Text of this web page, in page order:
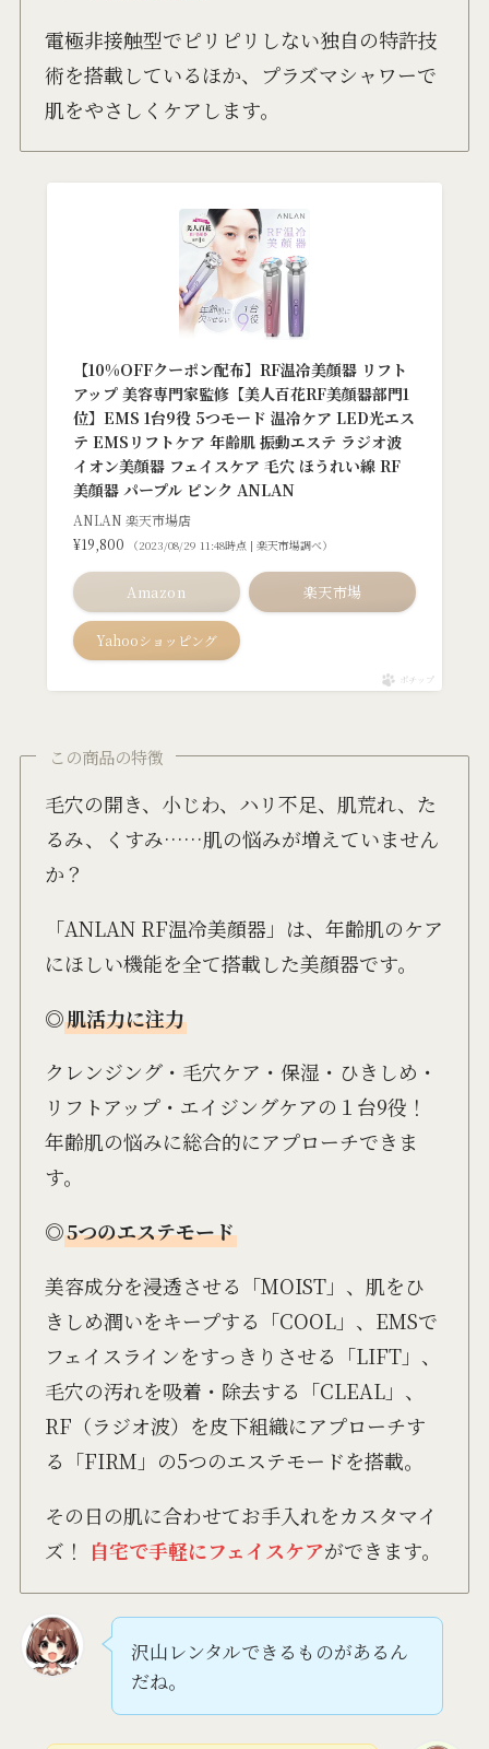
電極非接触型でピリピリしない独自の特許技
術を搭載しているほか、プラズマシャワーで
肌をやさしくケアします。
【10%OFFクーポン配布】RF温冷美顔器 リフト
アップ 美容専門家監修【美人百花RF美顔器部門1
位】EMS 1台9役 5つモード 温冷ケア LED光エス
テ EMSリフトケア 年齢肌 振動エステ ラジオ波
イオン美顔器 フェイスケア 毛穴 ほうれい線 RF
美顔器 パープル ピンク ANLAN
ANLAN 楽天市場店
¥19,800
（2023/08/29 11:48時点 | 楽天市場調べ）
Amazon 楽天市場
Yahooショッピング
ポチップ
この商品の特徴
毛穴の開き、小じわ、ハリ不足、肌荒れ、た
るみ、くすみ……肌の悩みが増えていません
か？
「ANLAN RF温冷美顔器」は、年齢肌のケア
にほしい機能を全て搭載した美顔器です。
◎肌活力に注力
クレンジング・毛穴ケア・保湿・ひきしめ・
リフトアップ・エイジングケアの１台9役！
年齢肌の悩みに総合的にアプローチできま
す。
◎5つのエステモード
美容成分を浸透させる「MOIST」、肌をひ
きしめ潤いをキープする「COOL」、EMSで
フェイスラインをすっきりさせる「LIFT」、
毛穴の汚れを吸着・除去する「CLEAL」、
RF（ラジオ波）を皮下組織にアプローチす
る「FIRM」の5つのエステモードを搭載。
その日の肌に合わせてお手入れをカスタマイ
ズ！
自宅で手軽にフェイスケアができます。
沢山レンタルできるものがあるん
だね。